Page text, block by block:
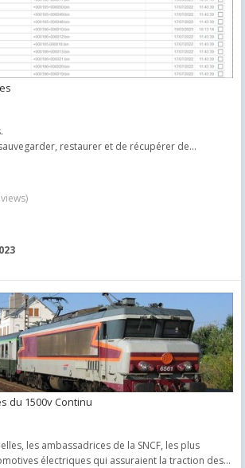
restaurer et de récupérer de...
du 1500v Continu
les ambassadrices de la SNCF, les plus
électriques qui assuraient la traction des...